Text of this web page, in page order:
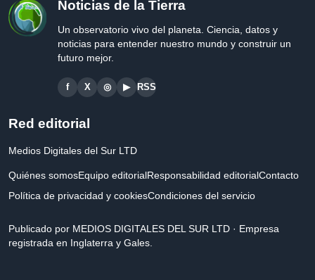
Noticias de la Tierra
Un observatorio vivo del planeta. Ciencia, datos y
noticias para entender nuestro mundo y construir un
futuro mejor.
f X ◎ ▶ RSS
Red editorial
Medios Digitales del Sur LTD
Quiénes somosEquipo editorialResponsabilidad editorialContacto
Política de privacidad y cookiesCondiciones del servicio
Publicado por MEDIOS DIGITALES DEL SUR LTD · Empresa
registrada en Inglaterra y Gales.